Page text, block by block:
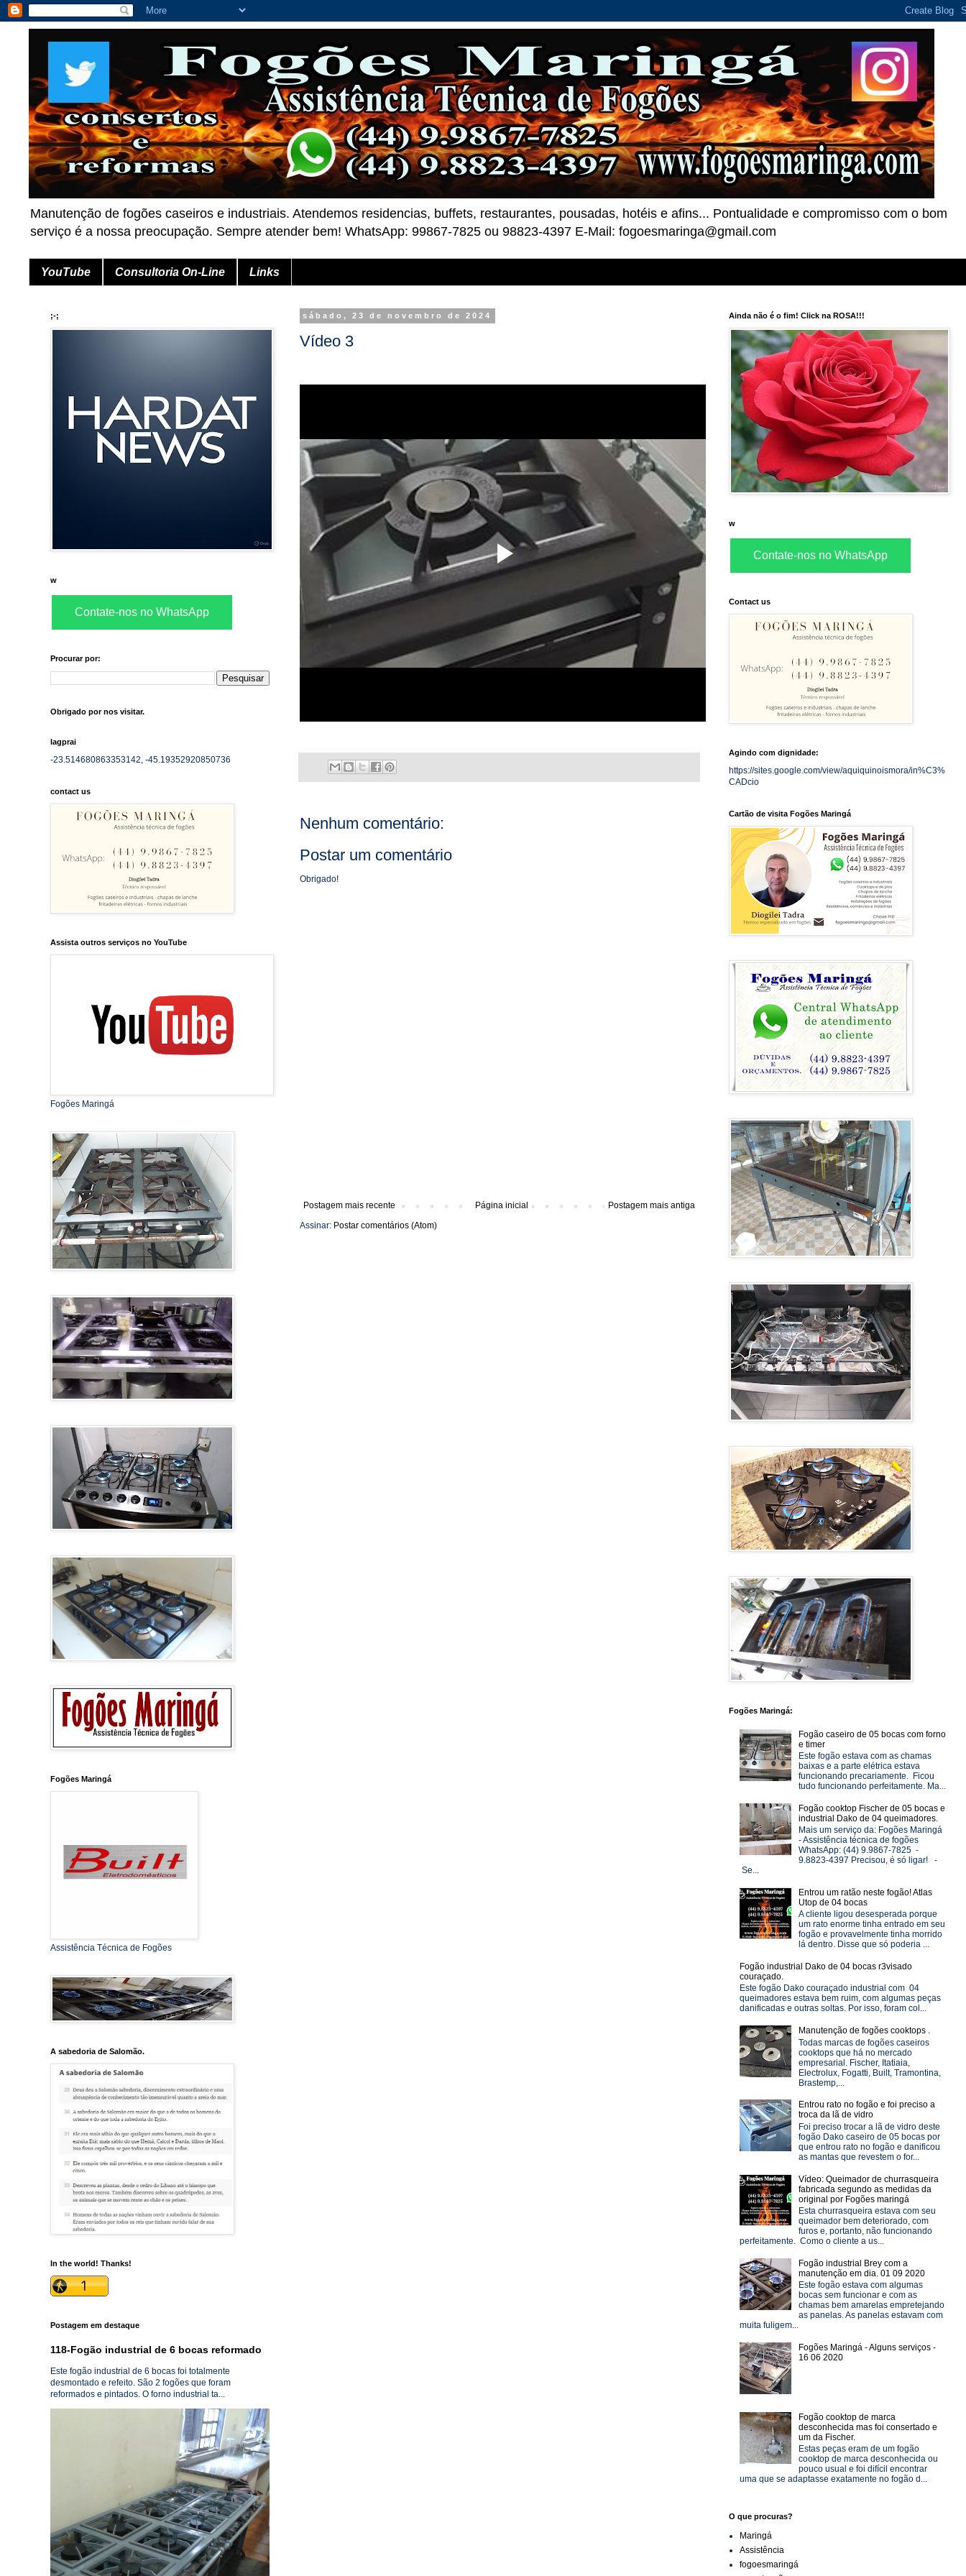
Manutenção de fogões caseiros e industriais. Atendemos residencias, buffets, restaurantes, pousadas, hotéis e afins... Pontualidade e compromisso com o bom
serviço é a nossa preocupação. Sempre atender bem! WhatsApp: 99867-7825 ou 98823-4397 E-Mail: fogoesmaringa@gmail.com
YouTube Consultoria On-Line Links
sábado, 23 de novembro de 2024
Vídeo 3
Nenhum comentário:
Postar um comentário
Obrigado!
Postagem mais recente Postagem mais antiga
Página inicial
Assinar: Postar comentários (Atom)
;-;
w
Contate-nos no WhatsApp
Procurar por:
Obrigado por nos visitar.
lagprai
-23.514680863353142, -45.19352920850736
contact us
Assista outros serviços no YouTube
Fogões Maringá
Fogões Maringá
Assistência Técnica de Fogões
A sabedoria de Salomão.
In the world! Thanks!
Postagem em destaque
118-Fogão industrial de 6 bocas reformado
Este fogão industrial de 6 bocas foi totalmente
desmontado e refeito. São 2 fogões que foram
reformados e pintados. O forno industrial ta...
Ainda não é o fim! Click na ROSA!!!
w
Contate-nos no WhatsApp
Contact us
Agindo com dignidade:
https://sites.google.com/view/aquiquinoismora/in%C3%
CADcio
Cartão de visita Fogões Maringá
Fogões Maringá:
Fogão caseiro de 05 bocas com forno
e timer
Este fogão estava com as chamas
baixas e a parte elétrica estava
funcionando precariamente. Ficou
tudo funcionando perfeitamente. Ma...
Fogão cooktop Fischer de 05 bocas e
industrial Dako de 04 queimadores.
Mais um serviço da: Fogões Maringá
- Assistência técnica de fogões
WhatsApp: (44) 9.9867-7825 -
9.8823-4397 Precisou, é só ligar! -
Se...
Entrou um ratão neste fogão! Atlas
Utop de 04 bocas
A cliente ligou desesperada porque
um rato enorme tinha entrado em seu
fogão e provavelmente tinha morrido
lá dentro. Disse que só poderia ...
Fogão industrial Dako de 04 bocas r3visado
couraçado.
Este fogão Dako couraçado industrial com 04
queimadores estava bem ruim, com algumas peças
danificadas e outras soltas. Por isso, foram col...
Manutenção de fogões cooktops .
Todas marcas de fogões caseiros
cooktops que há no mercado
empresarial. Fischer, Itatiaia,
Electrolux, Fogatti, Built, Tramontina,
Brastemp,...
Entrou rato no fogão e foi preciso a
troca da lã de vidro
Foi preciso trocar a lã de vidro deste
fogão Dako caseiro de 05 bocas por
que entrou rato no fogão e danificou
as mantas que revestem o for...
Vídeo: Queimador de churrasqueira
fabricada segundo as medidas da
original por Fogões maringá
Esta churrasqueira estava com seu
queimador bem deteriorado, com
furos e, portanto, não funcionando
perfeitamente. Como o cliente a us...
Fogão industrial Brey com a
manutenção em dia. 01 09 2020
Este fogão estava com algumas
bocas sem funcionar e com as
chamas bem amarelas empretejando
as panelas. As panelas estavam com
muita fuligem...
Fogões Maringá - Alguns serviços -
16 06 2020
Fogão cooktop de marca
desconhecida mas foi consertado e
um da Fischer.
Estas peças eram de um fogão
cooktop de marca desconhecida ou
pouco usual e foi difícil encontrar
uma que se adaptasse exatamente no fogão d...
O que procuras?
Maringá
Assistência
fogoesmaringá